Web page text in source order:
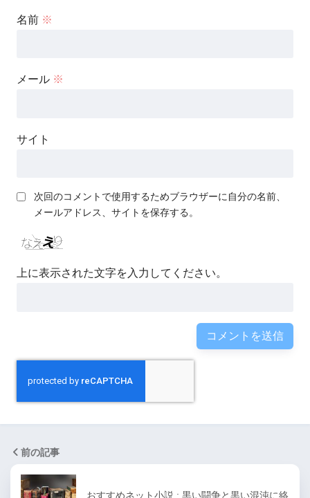
名前 ※
メール ※
サイト
次回のコメントで使用するためブラウザーに自分の名前、
メールアドレス、サイトを保存する。
上に表示された文字を入力してください。
前の記事
おすすめネット小説 : 黒い闘争と黒い混沌に絡